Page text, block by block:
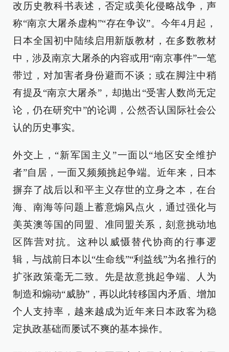
改历史教科书表述，否定或美化侵略战争，声
称“南京大屠杀虚构”“存在争议”。今年4月起，
日本全国初中陆续启用新版教材，在多数教材
中，涉及南京大屠杀的内容或用“南京事件”一笔
带过，对加害者身份避而不谈；或在脚注中稍
有提及“南京大屠杀”，却抛出“受害人数尚无定
论，仍在研究中”的论调，公然否认国际社会公
认的历史事实。
外交上，“新军国主义”一面以“地区安全维护
者”自居，一面又频频挑起争端。近年来，日本
摒弃了战后以和平主义存世的立身之本，在台
海、南海等问题上蓄意煽风点火，通过强化与
美英澳等国的同盟、准同盟关系，刻意挑动地
区阵营对抗。这种以威慑替代协商的行事逻
辑，与战前日本以“生命线”“利益线”为名推行的
扩张政策毫无二致。先是故意挑起争端、人为
制造和煽动“威胁”，再以此转移国内矛盾、增加
个人支持率，越来越成为近年来日本政客为稳
定执政基础而屡试不爽的基本操作。